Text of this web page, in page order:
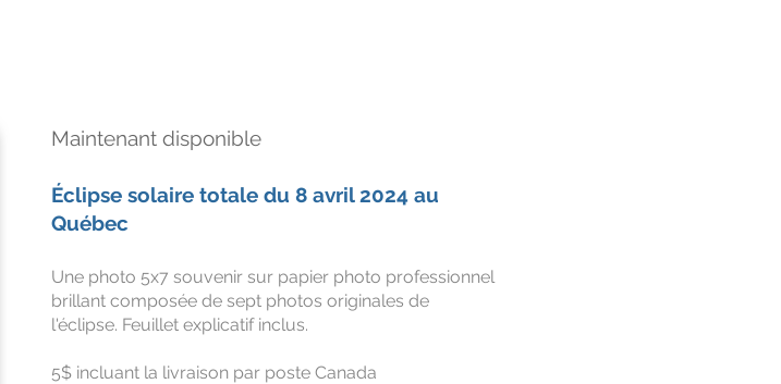
Maintenant disponible
Éclipse solaire totale du 8 avril 2024 au
Québec
Une photo 5x7 souvenir sur papier photo professionnel
brillant composée de sept photos originales de
l'éclipse. Feuillet explicatif inclus.
5$ incluant la livraison par poste Canada